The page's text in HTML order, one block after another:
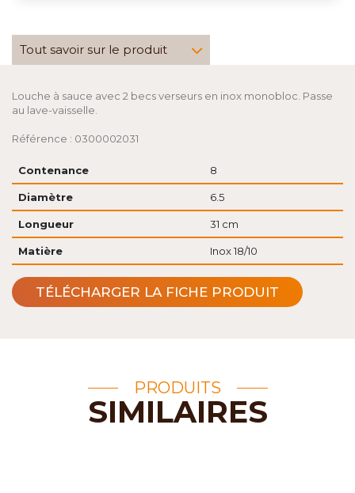
Tout savoir sur le produit
Louche à sauce avec 2 becs verseurs en inox monobloc. Passe
au lave-vaisselle.
Référence : 0300002031
Contenance 8
Diamètre 6.5
Longueur 31 cm
Matière Inox 18/10
TÉLÉCHARGER LA FICHE PRODUIT
PRODUITS
SIMILAIRES